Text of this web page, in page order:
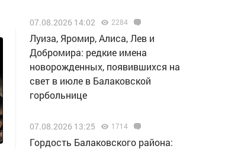
07.08.2026 14:02 2284
Луиза, Яромир, Алиса, Лев и
Добромира: редкие имена
новорожденных, появившихся на
свет в июле в Балаковской
горбольнице
07.08.2026 13:25 1714
Гордость Балаковского района: